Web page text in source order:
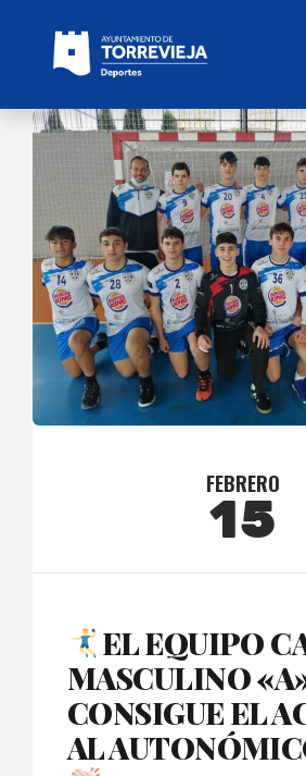
FEBRERO
15
EL EQUIPO
MASCULINO
CONSIGUE EL
AL